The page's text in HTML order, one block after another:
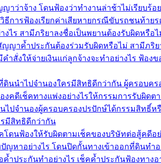
าว่าจ้าง โดนฟ้องว่าทำงานล่าช้าไม่เรียบ
ธีการฟ้องเรียกค่าเสียหายกรณีขับรถชนท้า
ไร สามีภริยาลงชื่อเป็นพยานต้องรับผิดหรื
ญาค้ำประกันต้องร่วมรับผิดหรือไม่ สามีภริ
ำสั่งให้จ่ายเงินแก่ลูกจ้างจะทำอย่างไร ฟ้อ
นนำไปจำนองใครมีสิทธิดีกว่ากัน ผู้ครอบ
คดีเช็คทางแพ่งอย่างไรให้กรรมการรับผิด
ปจำนองผู้ครอบครองปรปักษ์ได้กรรมสิทธิ์
มีสิทธิดีกว่ากัน
ดนฟ้องให้รับผิดตามเช็คของบริษัทต่อสู้คดีอย่
หาอย่างไร โดนปิดกั้นทางเข้าออกที่ดินทำ
ำประกันทำอย่างไร เช็คค้ำประกันฟ้องทา